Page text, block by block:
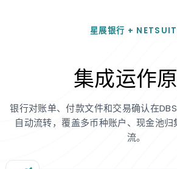
星展银行 +
集成运作
银行对账单、付款文件和交易确认在
自动流转，覆盖多币种账户、现金池
流。